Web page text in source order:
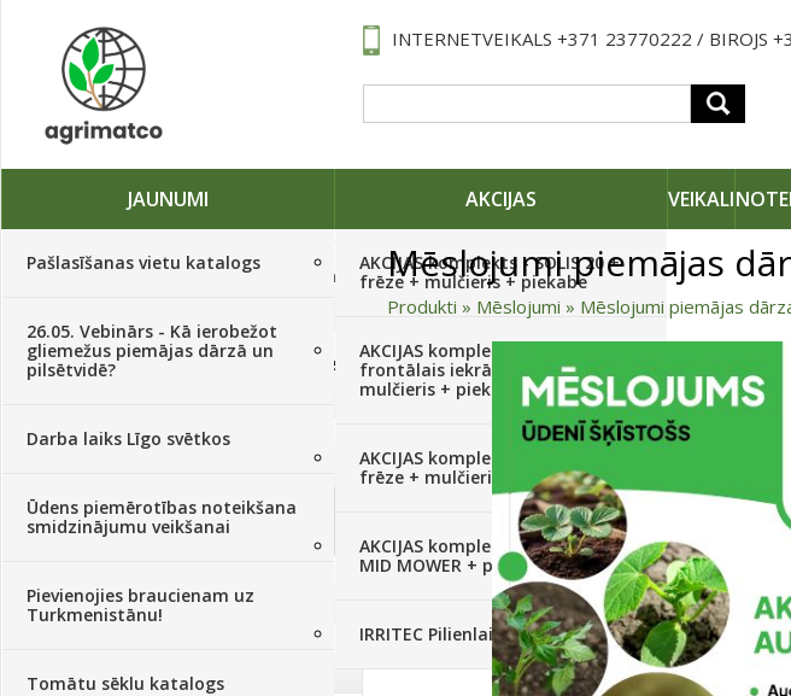
INTERNETVEIKALS +371 23770222 / BIROJS
JAUNUMI
Pašlasīšanas vietu katalogs
26.05. Vebinārs - Kā ierobežot
gliemežus piemājas dārzā un
pilsētvidē?
Darba laiks Līgo svētkos
Ūdens piemērotības noteikšana
smidzinājumu veikšanai
Pievienojies braucienam uz
Turkmenistānu!
Tomātu sēklu katalogs
AKCIJAS
AKCIJAS komplekts - SOLIS 20 +
frēze + mulčieris + piekabe
AKCIJAS komplekts - SOLIS 26(6+2) +
frontālais iekrāvējs + frēze +
mulčieris + piekabe
AKCIJAS komplekts - SOLIS 26 HST +
frēze + mulčieris
AKCIJAS komplekts - SOLIS 26 HST +
MID MOWER + piekabe
IRRITEC Pilienlaistīšanas komplekti
VEIKALI
Traktori, tehnika, rezerves daļas,
Sēklas, sīpoli, ķiploki, sīpolpuķes,
kartupeļi
Augu aizsardzība(366)
Mēslojumi(495)
Augsne, kūdra, mulča
Mēslojumi piemājas
Produkti » Mēslojumi » Mēslojumi piemājas